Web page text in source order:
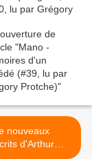
nouveaux
d'Arthur